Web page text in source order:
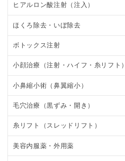
ヒアルロン酸注射（注入）
ほくろ除去・いぼ除去
ボトックス注射
小顔治療（注射・ハイフ・糸リフト）
小鼻縮小術（鼻翼縮小）
毛穴治療（黒ずみ・開き）
糸リフト（スレッドリフト）
美容内服薬・外用薬